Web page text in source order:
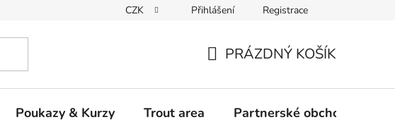
CZK Přihlášení Registrace
KOŠÍK
PRÁZDNÝ KOŠÍK
Poukazy & Kurzy Trout area Partnerské obchody